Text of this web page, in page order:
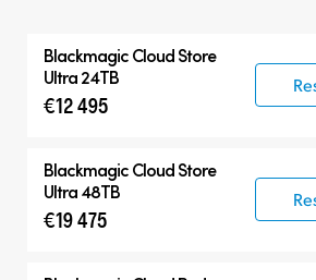
Blackmagic Cloud Store
Blackmagic Cloud Store
Blackmagic Cloud Store
Ultra 24TB
€12 495
Blackmagic Cloud Store
Ultra 48TB
€19 475